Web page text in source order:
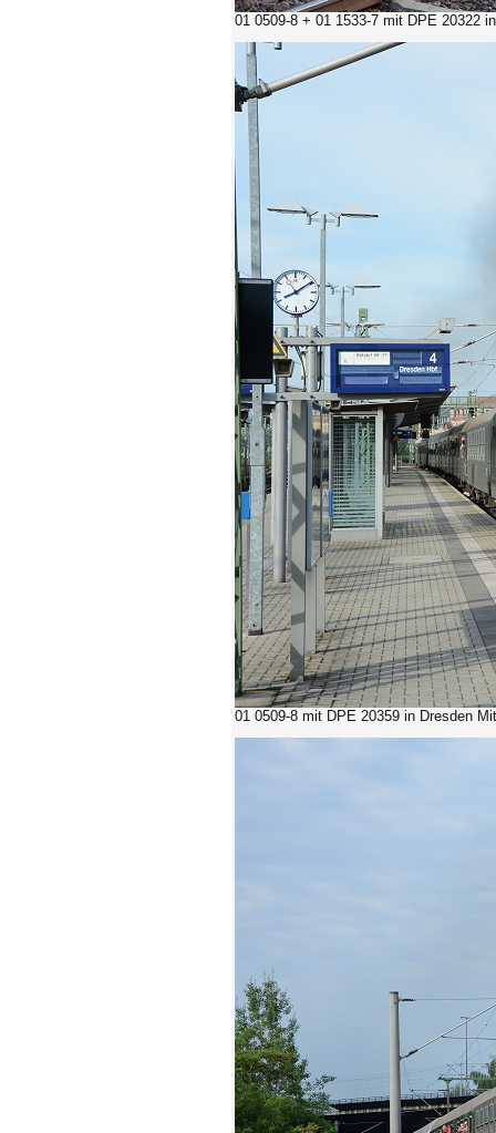
01 0509-8 + 01 1533-7 mit DPE 20322
01 0509-8 mit DPE 20359 in Dresden